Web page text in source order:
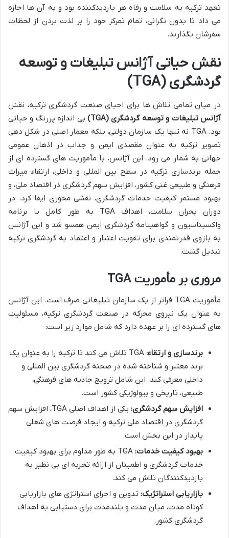
تعهد ترکیه به سلامت و رفاه هر بازدیدکننده بود و به آن ها اجازه
می داد تا بدون نگرانی، تمام تمرکز خود را بر لذت بردن از لحظات
سفرشان بگذارند.
نقش حیاتی آژانس تبلیغات و توسعه
گردشگری (TGA)
در میان تمامی تلاش ها برای احیای صنعت گردشگری ترکیه، نقش
آژانس تبلیغات و توسعه گردشگری (TGA)
بی اندازه پررنگ و حیاتی
بود. TGA نه تنها یک سازمان دولتی، بلکه معمار اصلی در شکل دهی
تصویر ترکیه به عنوان مقصدی ایمن و جذاب در اذهان عمومی
جهانی به شمار می رود. این آژانس، با مأموریت های گسترده ای از
جمله برندسازی ترکیه در سطح بین المللی و داخلی، ارتقاء میراث
فرهنگی و طبیعی غنی کشور، افزایش سهم گردشگری در اقتصاد ملی، و
بهبود مستمر کیفیت خدمات گردشگری، نقشی محوری ایفا کرد. در
دوران بحران سلامت، اهداف TGA به طور کامل با برنامه
واکسیناسیون و گواهینامه گردشگری ایمن همسو شد و این آژانس
به بازوی قدرتمندی برای تقویت اعتبار و اعتماد به گردشگری ترکیه
تبدیل گشت.
مروری بر مأموریت TGA
مأموریت TGA فراتر از یک سازمان تبلیغاتی صرف است. این آژانس
به عنوان یک نیروی محرکه در صنعت گردشگری ترکیه، مسئولیت
های گسترده ای را بر عهده دارد که شامل موارد زیر است:
برندسازی و ارتقاء:
TGA تلاش می کند تا ترکیه را به عنوان یک
برند معتبر و شناخته شده در صحنه گردشگری بین المللی و
داخلی معرفی کند. این شامل ترویج جاذبه های فرهنگی،
طبیعی، تاریخی و بیولوژیکی کشور است.
افزایش سهم گردشگری:
یکی از اهداف اصلی TGA، افزایش سهم
گردشگری در اقتصاد ملی ترکیه و ایجاد فرصت های شغلی
پایدار در این بخش است.
بهبود کیفیت خدمات:
TGA به طور مداوم برای بهبود کیفیت
خدمات گردشگری و اطمینان از ارائه تجربه ای بی نظیر به
بازدیدکنندگان تلاش می کند.
بازاریابی استراتژیک: تدوین و اجرای استراتژی های بازاریابی
کوتاه مدت، میان مدت و بلندمدت برای دستیابی به اهداف
گردشگری کشور.